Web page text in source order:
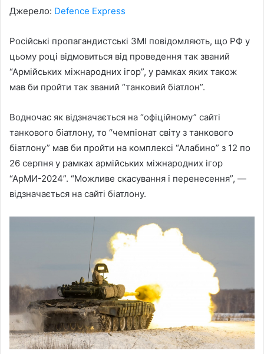
Джерело: Defence Express
Російські пропагандистські ЗМІ повідомляють, що РФ у
цьому році відмовиться від проведення так званий
“Армійських міжнародних ігор”, у рамках яких також
мав би пройти так званий “танковий біатлон”.
Водночас як відзначається на “офіційному” сайті
танкового біатлону, то “чемпіонат світу з танкового
біатлону” мав би пройти на комплексі “Алабино” з 12 по
26 серпня у рамках армійських міжнародних ігор
“АрМИ-2024”. “Можливе скасування і перенесення”, —
відзначається на сайті біатлону.